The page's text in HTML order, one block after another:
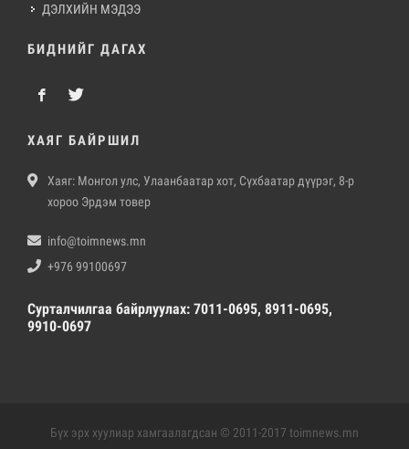
ДЭЛХИЙН МЭДЭЭ
БИДНИЙГ ДАГАХ
ХАЯГ БАЙРШИЛ
Хаяг: Монгол улс, Улаанбаатар хот, Сүхбаатар дүүрэг, 8-р
хороо Эрдэм товер
info@toimnews.mn
+976 99100697
Сурталчилгаа байрлуулах: 7011-0695, 8911-0695,
9910-0697
Бүх эрх хуулиар хамгаалагдсан © 2011-2017 toimnews.mn